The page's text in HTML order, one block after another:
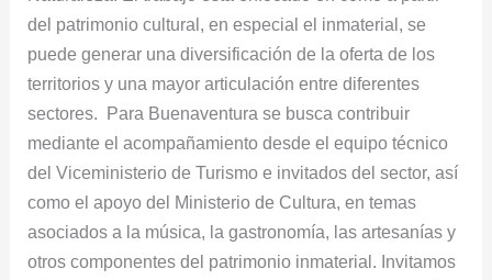
del patrimonio cultural, en especial el inmaterial, se
puede generar una diversificación de la oferta de los
territorios y una mayor articulación entre diferentes
sectores. Para Buenaventura se busca contribuir
mediante el acompañamiento desde el equipo técnico
del Viceministerio de Turismo e invitados del sector, así
como el apoyo del Ministerio de Cultura, en temas
asociados a la música, la gastronomía, las artesanías y
otros componentes del patrimonio inmaterial. Invitamos